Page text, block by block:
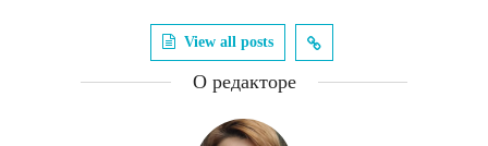
View all posts
О редакторе